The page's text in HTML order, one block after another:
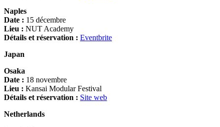
Naples
Date : 15 décembre
Lieu : NUT Academy
Détails et réservation : Eventbrite
Japan
Osaka
Date : 18 novembre
Lieu : Kansai Modular Festival
Détails et réservation : Site web
Netherlands